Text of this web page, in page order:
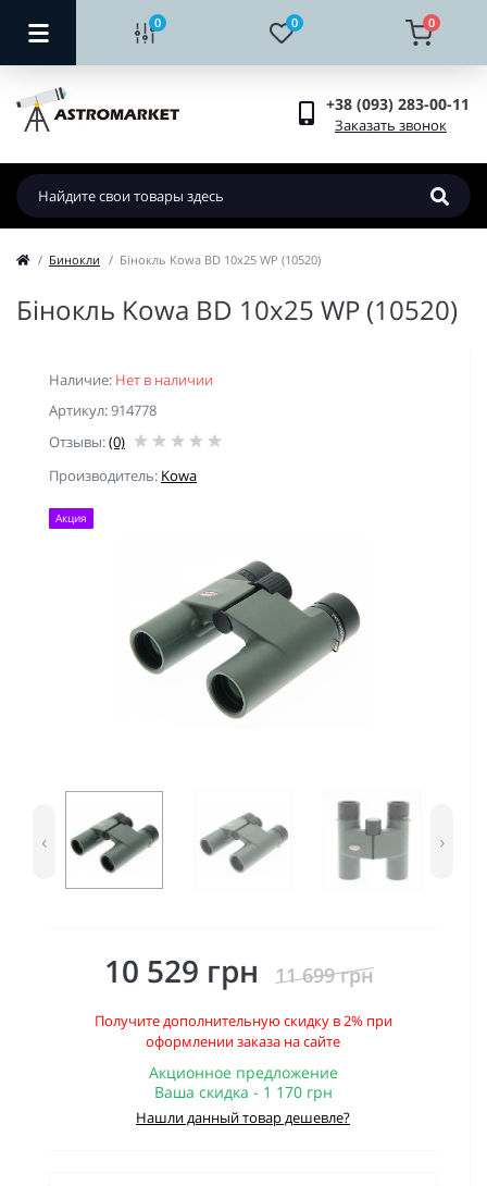
0 0 0
+38 (093) 283-00-11
Заказать звонок
Бинокли Бінокль Kowa BD 10x25 WP (10520)
Бінокль Kowa BD 10x25 WP (10520)
Наличие: Нет в наличии
Артикул: 914778
Отзывы:(0)
Производитель: Kowa
Акция
‹ ›
10 529 грн 11 699 грн
Получите дополнительную скидку в 2% при
оформлении заказа на сайте
Акционное предложение
Ваша скидка - 1 170 грн
Нашли данный товар дешевле?